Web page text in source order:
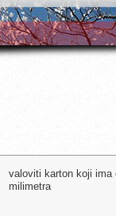
valoviti karton koji ima
milimetra